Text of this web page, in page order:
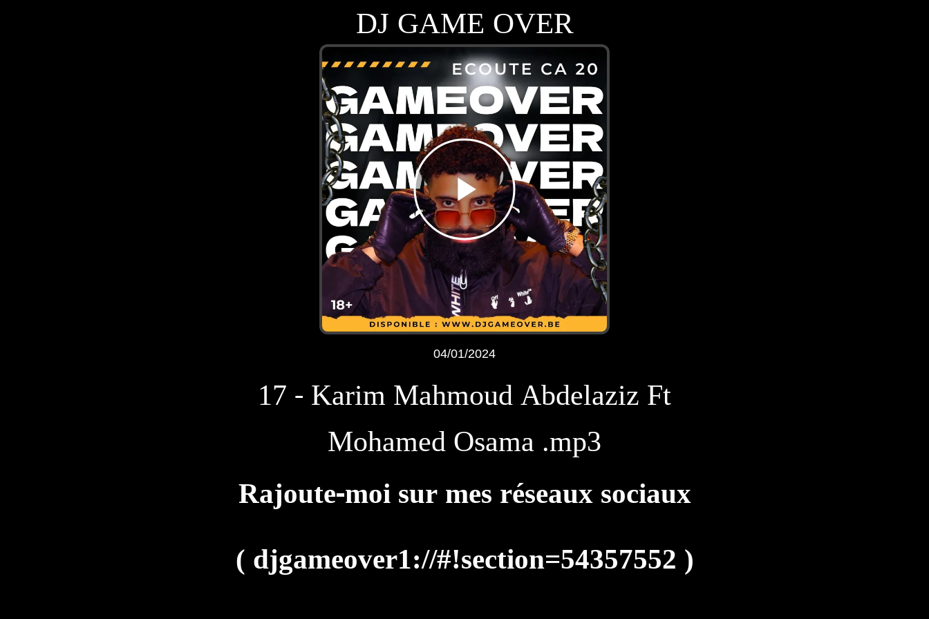
DJ GAME OVER
play_arrow
04/01/2024
17 - Karim Mahmoud Abdelaziz Ft
Mohamed Osama .mp3
Rajoute-moi sur mes réseaux sociaux
( djgameover1://#!section=54357552 )